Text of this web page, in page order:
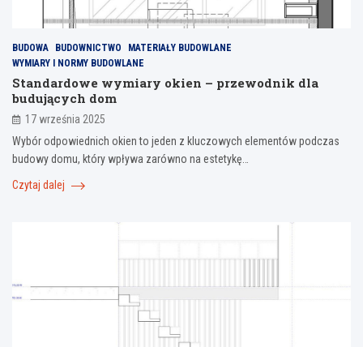
BUDOWA BUDOWNICTWO
MATERIAŁY BUDOWLANE
WYMIARY I NORMY BUDOWLANE
Standardowe wymiary okien – przewodnik dla
budujących dom
17 września 2025
Wybór odpowiednich okien to jeden z kluczowych elementów podczas
budowy domu, który wpływa zarówno na estetykę…
Czytaj dalej